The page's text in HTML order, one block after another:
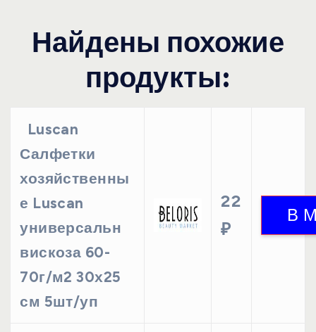
Найдены похожие
продукты:
Luscan
Салфетки
хозяйственны
е Luscan
универсальн
вискоза 60-
70г/м2 30х25
см 5шт/уп
22
₽